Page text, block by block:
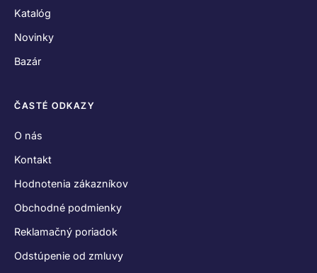
Katalóg
Novinky
Bazár
ČASTÉ ODKAZY
O nás
Kontakt
Hodnotenia zákazníkov
Obchodné podmienky
Reklamačný poriadok
Odstúpenie od zmluvy